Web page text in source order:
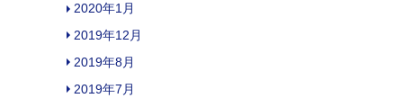
2020年1月
2019年12月
2019年8月
2019年7月